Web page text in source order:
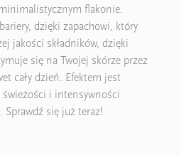
flakonie.
dzięki zapachowi, który
jakości składników, dzięki
się na Twojej skórze przez
cały dzień. Efektem jest
świeżości i intensywności
Sprawdź się już teraz!